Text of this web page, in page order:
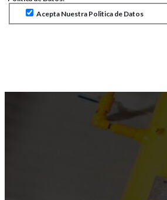
Acepta Nuestra Politica de Datos